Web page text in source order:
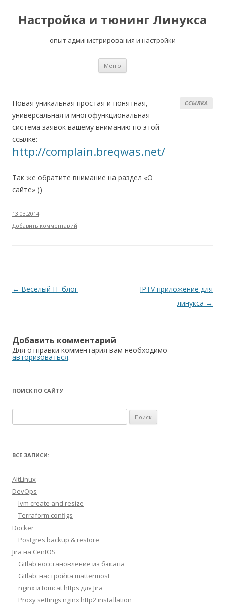
Настройка и тюнинг Линукса
опыт администрирования и настройки
Меню
ССЫЛКА
Новая уникальная простая и понятная,
универсальная и многофункциональная
система заявок вашему вниманию по этой
ссылке:
http://complain.breqwas.net/
Так же обратите внимание на раздел «О
сайте» ))
13.03.2014
Добавить комментарий
Навигация
← Веселый IT-блог
IPTV приложение для
линукса →
Добавить комментарий
Для отправки комментария вам необходимо
авторизоваться.
ПОИСК ПО САЙТУ
ВСЕ ЗАПИСИ:
AltLinux
DevOps
lvm create and resize
Terraform configs
Docker
Postgres backup & restore
Jira на CentOS
Gitlab восстановление из бэкапа
Gitlab: настройка mattermost
nginx и tomcat https для Jira
Proxy settings nginx http2 installation